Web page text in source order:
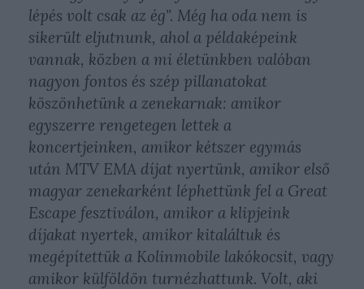
lépés volt csak az ég". Még ha oda nem is
sikerült eljutnunk, ahol a példaképeink
vannak, közben a mi életünkben valóban
nagyon fontos és szép pillanatokat
köszönhetünk a zenekarnak: amikor
egyszerre rengetegen lettek a
koncertjeinken, amikor kétszer egymás
után MTV EMA díjat nyertünk, amikor első
magyar zenekarként léphettünk fel a Great
Escape fesztiválon, amikor a klipjeink
díjakat nyertek, amikor kitaláltuk és
megépítettük a Kolinmobile lakókocsit, vagy
amikor külföldön turnézhattunk. Volt, aki